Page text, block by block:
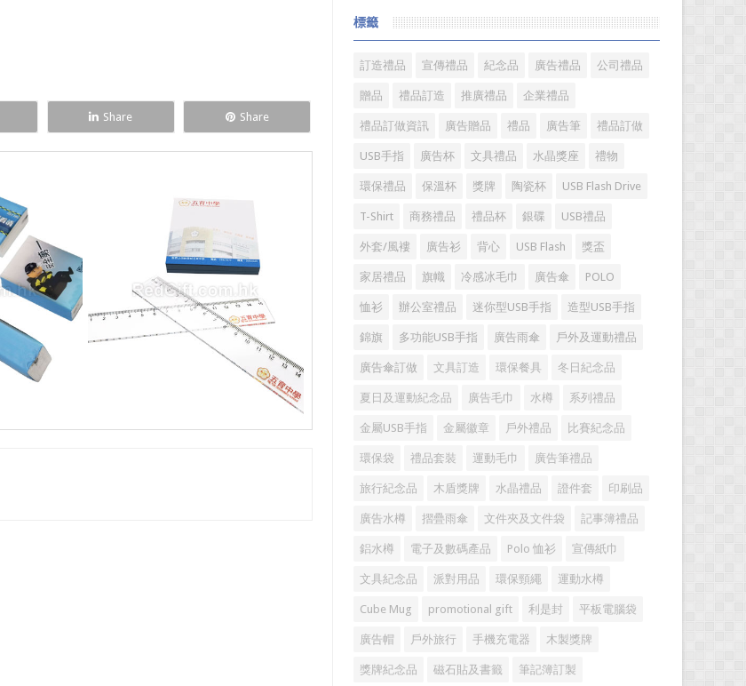
Share Share
下吧! 一、毛巾色澤鮮艷可能用了直接染料，手感好則可
能添加過多柔軟劑 在一些大型超市見到，擺放在貨架上
的毛巾，...
標籤
訂造禮品 宣傳禮品 紀念品 廣告禮品 公司禮品
贈品 禮品訂造 推廣禮品 企業禮品
禮品訂做資訊 廣告贈品 禮品 廣告筆 禮品訂做
USB手指 廣告杯 文具禮品 水晶獎座 禮物
環保禮品 保溫杯 獎牌 陶瓷杯 USB Flash Drive
T-Shirt 商務禮品 禮品杯 銀碟 USB禮品
外套/風褸 廣告衫 背心 USB Flash 獎盃
家居禮品 旗幟 冷感冰毛巾 廣告傘 POLO
恤衫 辦公室禮品 迷你型USB手指 造型USB手指
錦旗 多功能USB手指 廣告雨傘 戶外及運動禮品
廣告傘訂做 文具訂造 環保餐具 冬日紀念品
夏日及運動紀念品 廣告毛巾 水樽 系列禮品
金屬USB手指 金屬徽章 戶外禮品 比賽紀念品
環保袋 禮品套裝 運動毛巾 廣告筆禮品
旅行紀念品 木盾獎牌 水晶禮品 證件套 印刷品
廣告水樽 摺疊雨傘 文件夾及文件袋 記事簿禮品
鋁水樽 電子及數碼產品 Polo 恤衫 宣傳紙巾
文具紀念品 派對用品 環保頸繩 運動水樽
Cube Mug promotional gift 利是封 平板電腦袋
廣告帽 戶外旅行 手機充電器 木製獎牌
獎牌紀念品 磁石貼及書籤 筆記簿訂製